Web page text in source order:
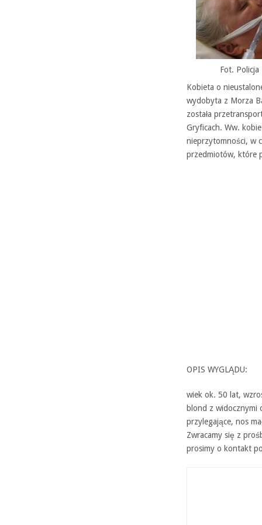
Fot. Policja
Kobieta o
wydobyta z Morza
została
Gryficach. Ww.
nieprzytomności, w
przedmiotów, które
OPIS WYGLĄDU:
wiek ok. 50 lat,
blond z widocznymi
przylegające, nos
Zwracamy się z
prosimy o kontakt